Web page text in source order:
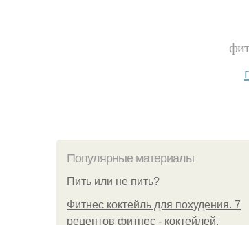
Популярные материалы
Пить или не пить?
Фитнес коктейль для похудения. 7
рецептов фитнес - коктейлей.